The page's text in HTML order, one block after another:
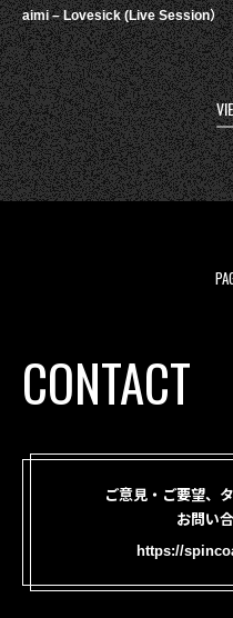
aimi – Lovesick (Live Session）
CONTACT
ご意見・ご要望、
お問い
https://